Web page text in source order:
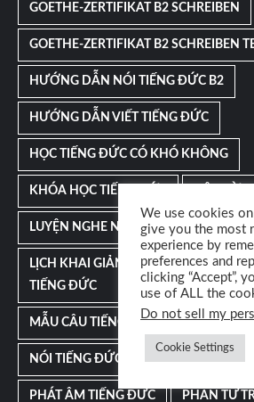
GOETHE-ZERTIFIKAT B2 SCHREIBEN
GOETHE-ZERTIFIKAT B2 SCHREIBEN
HƯỚNG DẪN NÓI TIẾNG ĐỨC B2
HƯỚNG DẪN VIẾT TIẾNG ĐỨC
HỌC TIẾNG ĐỨC CÓ KHÓ KHÔNG
KHÓA HỌC TIẾNG ĐỨC
LUYỆN NGHE NÓI TIẾNG ĐỨC
LỊCH KHAI GIẢNG KHÓA KHÓA GIẢI
TIẾNG ĐỨC
MẪU CÂU TIẾNG ĐỨC
NÓI TIẾNG ĐỨC B1 TEIL 2 GOETHE
PHÁT ÂM TIẾNG ĐỨC PHÂN TỪ
We use cookies
give you the most
experience by
preferences and
clicking “Accept”,
use of ALL the
Do not sell my
Cookie Settings